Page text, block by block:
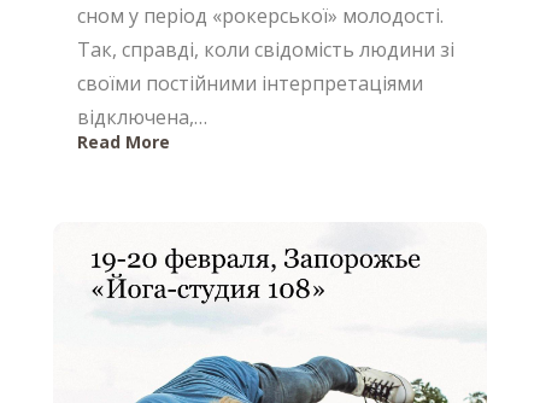
сном у період «рокерської» молодості.
Так, справді, коли свідомість людини зі
своїми постійними інтерпретаціями
відключена,…
Read More